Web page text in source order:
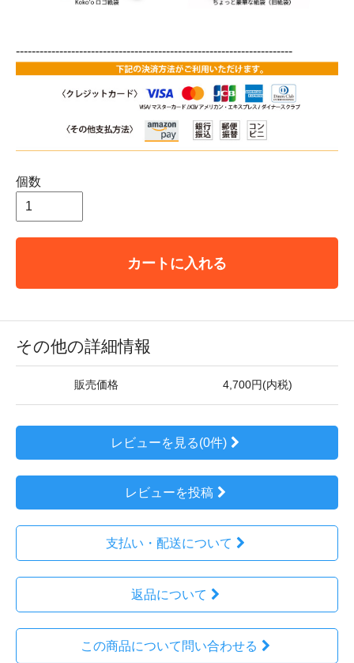
----------------------------------------------------------------------
個数
カートに入れる
その他の詳細情報
販売価格 4,700円(内税)
レビューを見る(0件)
レビューを投稿
支払い・配送について
返品について
この商品について問い合わせる